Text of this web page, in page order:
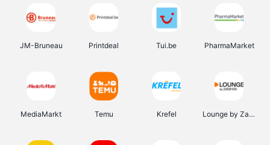
JM-Bruneau Printdeal Tui.be PharmaMarket
MediaMarkt Temu Krefel Lounge by Zalando